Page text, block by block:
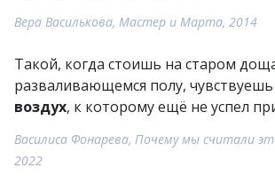
Вера Василькова, Мастер и Марта, 2014
Такой, когда стоишь на старом
разваливающемся полу, чувствуешь
воздух, к которому ещё не успел
Василиса Фонарева, Почему мы считали
2022